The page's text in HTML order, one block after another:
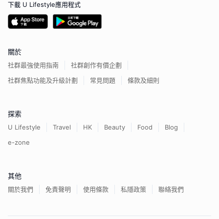
下載 U Lifestyle應用程式
關於
社群最強使用指南
社群創作有價企劃
社群焦點功能及升級計劃
常見問題 條款及細則
探索
U Lifestyle Travel HK Beauty Food
Blog
e-zone
其他
關於我們 免責聲明 使用條款 私隱政策 聯絡我們